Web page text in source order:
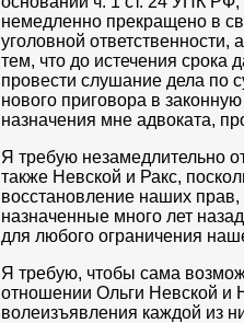
немедленно прекращено в
уголовной
тем, что до истечения срока
провести слушание дела по
нового приговора в
назначения мне адвоката,
Я требую незамедлительно
также Невской и Ракс,
восстановление наших прав,
назначенные много лет
для любого ограничения
Я требую, чтобы сама
отношении Ольги Невской и
волеизъявления каждой из